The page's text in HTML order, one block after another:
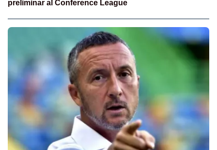
preliminar al Conference League